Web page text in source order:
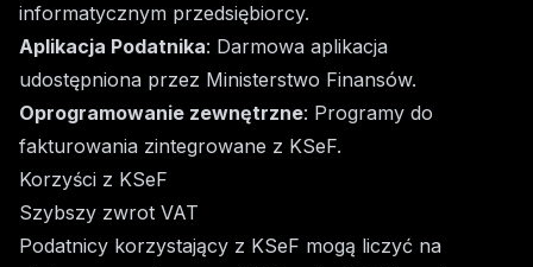
informatycznym przedsiębiorcy.
Aplikacja Podatnika: Darmowa aplikacja
udostępniona przez Ministerstwo Finansów.
Oprogramowanie zewnętrzne: Programy do
fakturowania zintegrowane z KSeF.
Korzyści z KSeF
Szybszy zwrot VAT
Podatnicy korzystający z KSeF mogą liczyć na